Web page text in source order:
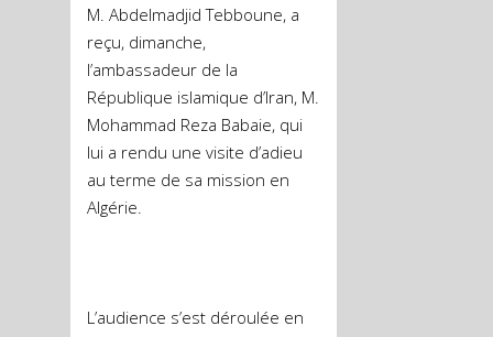
M. Abdelmadjid Tebboune, a
reçu, dimanche,
l’ambassadeur de la
République islamique d’Iran, M.
Mohammad Reza Babaie, qui
lui a rendu une visite d’adieu
au terme de sa mission en
Algérie.
L’audience s’est déroulée en